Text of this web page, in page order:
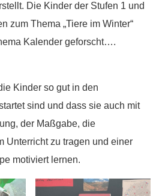
Die Kinder der Stufen 1 und
zum Thema „Tiere im Winter“
Kalender geforscht….
Kinder so gut in den
sind und dass sie auch mit
der Maßgabe, die
Unterricht zu tragen und einer
motiviert lernen.